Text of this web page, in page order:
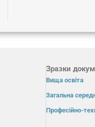
Зразки
Вища освіта
Загальна
Професійно-